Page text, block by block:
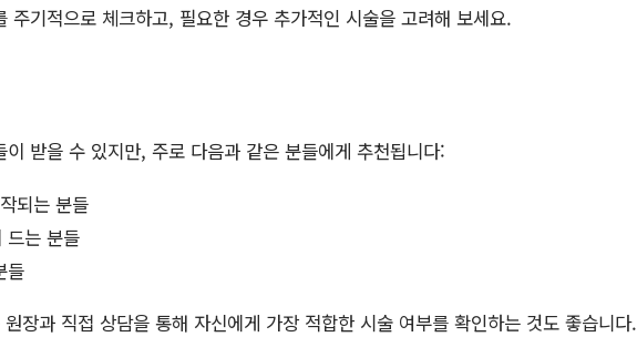
주기적으로 체크하고, 필요한 경우 추가적인 시술을 고려해 보세요.
받을 수 있지만, 주로 다음과 같은 분들에게 추천됩니다:
되는 분들
드는 분들
들
장과 직접 상담을 통해 자신에게 가장 적합한 시술 여부를 확인하는 것도 좋습니다.